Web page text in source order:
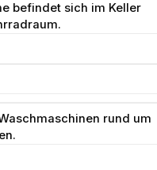
befindet sich im Keller
rund um